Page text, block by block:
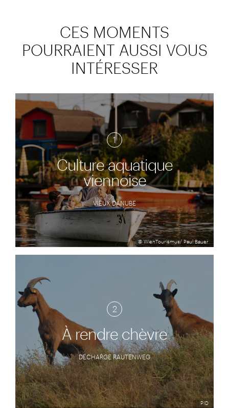
CES MOMENTS
POURRAIENT AUSSI VOUS
INTÉRESSER
© WienTourismus/ Paul Bauer
1
Culture aquatique
viennoise
VIEUX DANUBE
PID
2
À rendre chèvre
DÉCHARGE RAUTENWEG